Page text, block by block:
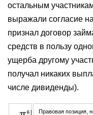
остальным
выражали согласие
признал договор
средств в пользу
ущерба другому
получал никаких
числе дивиденды).
Правовая позиция,